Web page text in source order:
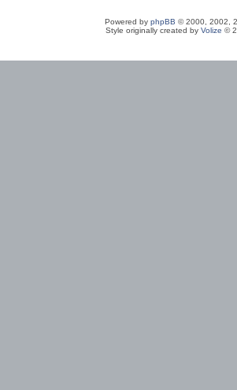
Powered by phpBB © 2000, 2002,
Style originally created by Volize ©